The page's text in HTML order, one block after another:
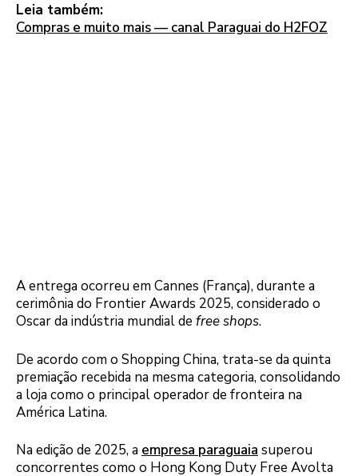
Leia também:
Compras e muito mais — canal Paraguai do H2FOZ
A entrega ocorreu em Cannes (França), durante a
cerimônia do Frontier Awards 2025, considerado o
Oscar da indústria mundial de free shops.
De acordo com o Shopping China, trata-se da quinta
premiação recebida na mesma categoria, consolidando
a loja como o principal operador de fronteira na
América Latina.
Na edição de 2025, a empresa paraguaia superou
concorrentes como o Hong Kong Duty Free Avolta